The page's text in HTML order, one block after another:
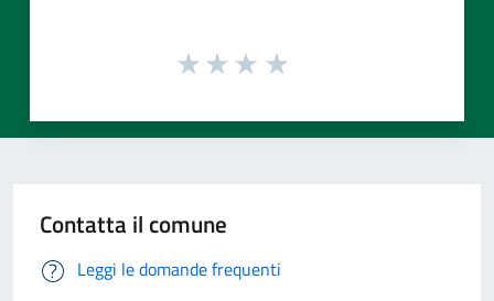
Contatta il comune
Leggi le domande frequenti